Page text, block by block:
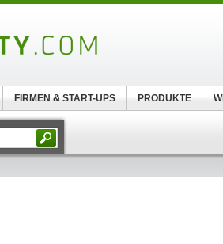
FIRMEN & START-UPS PRODUKTE